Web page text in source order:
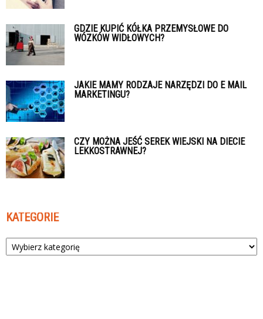
GDZIE KUPIĆ KÓŁKA PRZEMYSŁOWE DO
WÓZKÓW WIDŁOWYCH?
JAKIE MAMY RODZAJE NARZĘDZI DO E MAIL
MARKETINGU?
CZY MOŻNA JEŚĆ SEREK WIEJSKI NA DIECIE
LEKKOSTRAWNEJ?
KATEGORIE
Kategorie